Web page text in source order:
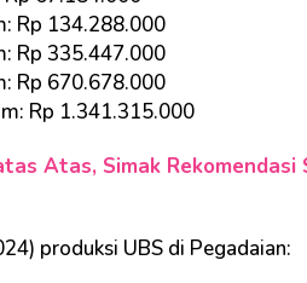
Rp 134.288.000
Rp 335.447.000
Rp 670.678.000
Rp 1.341.315.000
Atas, Simak Rekomendasi
produksi UBS di Pegadaian: